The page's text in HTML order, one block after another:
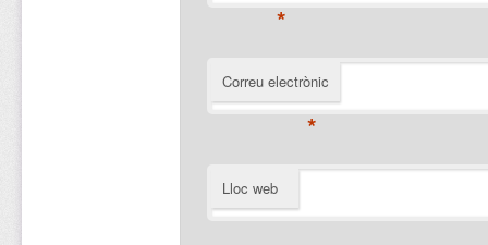
*
Correu electrònic
*
Lloc web